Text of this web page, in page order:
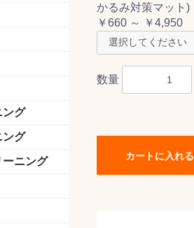
ワンタッチ式モップ
水切りドライヤー
その他アタッチメント
(ワンタッチ式用)
関連商品
ワックス塗布
モップ
ドライバキューム
アップライトバキューム
コードレスタイプ
階段用
スタンダード
高速回転
ハンディポリッシャー
関連商品
洗浄機用
ング
ガム除去剤
シミ抜き剤
ング
ャー) うろこ取り
ーニング
かるみ対策マット)
￥660 ～ ￥4,950
数量
カートに入れる